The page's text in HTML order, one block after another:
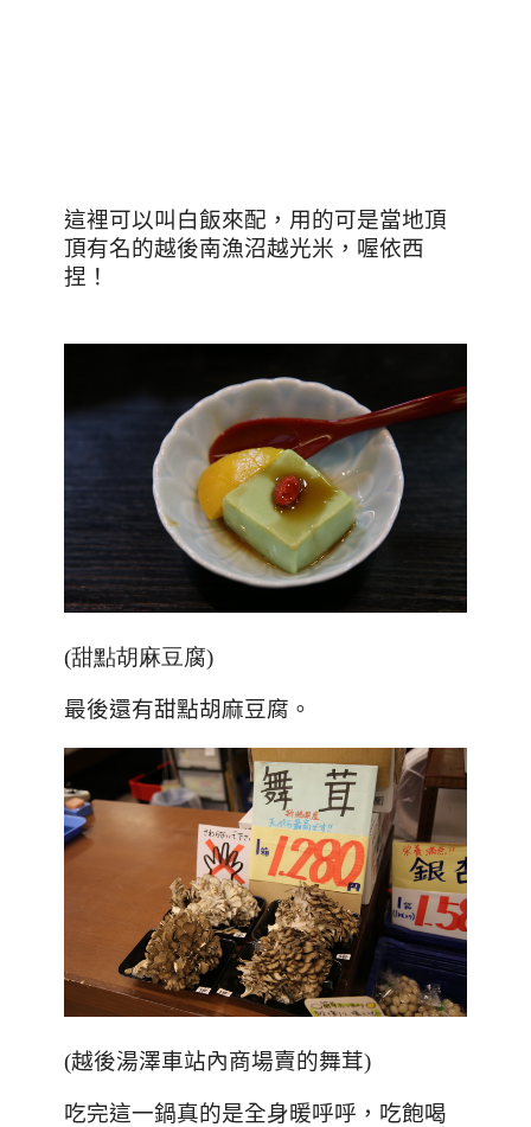
這裡可以叫白飯來配，用的可是當地頂
頂有名的越後南漁沼越光米，喔依西
捏！
(甜點胡麻豆腐)
最後還有甜點胡麻豆腐。
(越後湯澤車站內商場賣的舞茸)
吃完這一鍋真的是全身暖呼呼，吃飽喝